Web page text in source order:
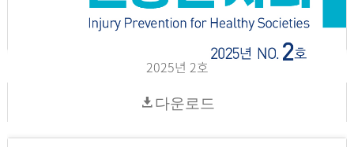
2025년 2호
다운로드